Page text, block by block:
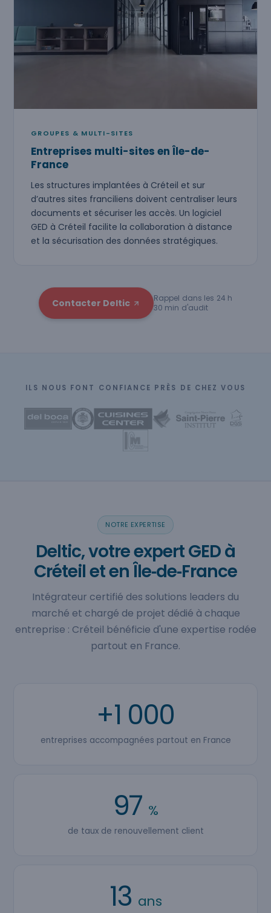
GROUPES & MULTI-SITES
Entreprises multi-sites en Île-de-
France
Les structures implantées à Créteil et sur
d’autres sites franciliens doivent centraliser leurs
documents et sécuriser les accès. Un logiciel
GED à Créteil facilite la collaboration à distance
et la sécurisation des données stratégiques.
Contacter Deltic
Rappel dans les 24 h
30 min d'audit
ILS NOUS FONT CONFIANCE PRÈS DE CHEZ VOUS
NOTRE EXPERTISE
Deltic, votre expert GED à
Créteil et en Île‑de‑France
Intégrateur certifié des solutions leaders du
marché et chargé de projet dédié à chaque
entreprise : Créteil bénéficie d'une expertise rodée
partout en France.
+1 000
entreprises accompagnées partout en France
97 %
de taux de renouvellement client
13 ans